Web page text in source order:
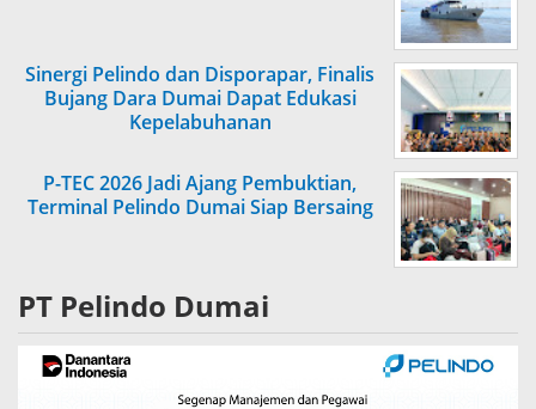
Sinergi Pelindo dan Disporapar, Finalis
Bujang Dara Dumai Dapat Edukasi
Kepelabuhanan
P-TEC 2026 Jadi Ajang Pembuktian,
Terminal Pelindo Dumai Siap Bersaing
PT Pelindo Dumai